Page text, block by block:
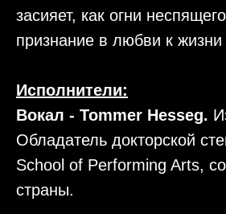
засияет, как огни
признание в любви к
Исполнители:
Вокал - Tommer Hesseg.
Обладатель докторской
School of Performing Arts,
страны.